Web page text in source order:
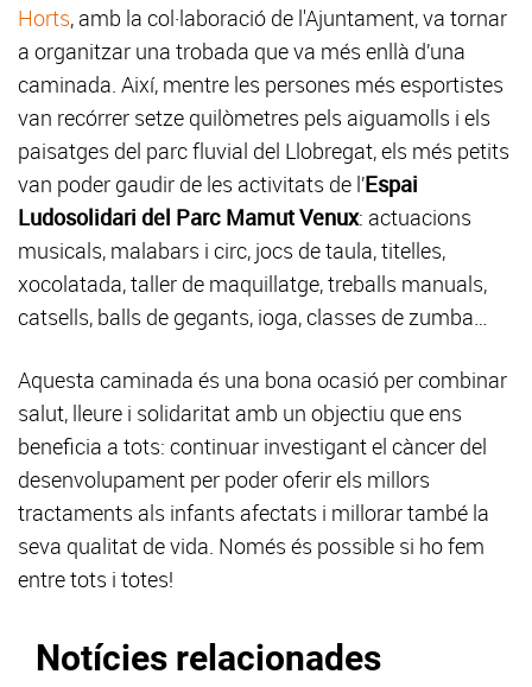
Horts, amb la col·laboració de l'Ajuntament, va tornar
a organitzar una trobada que va més enllà d’una
caminada. Així, mentre les persones més esportistes
van recórrer setze quilòmetres pels aiguamolls i els
paisatges del parc fluvial del Llobregat, els més petits
van poder gaudir de les activitats de l’Espai
Ludosolidari del Parc Mamut Venux: actuacions
musicals, malabars i circ, jocs de taula, titelles,
xocolatada, taller de maquillatge, treballs manuals,
catsells, balls de gegants, ioga, classes de zumba…
Aquesta caminada és una bona ocasió per combinar
salut, lleure i solidaritat amb un objectiu que ens
beneficia a tots: continuar investigant el càncer del
desenvolupament per poder oferir els millors
tractaments als infants afectats i millorar també la
seva qualitat de vida. Només és possible si ho fem
entre tots i totes!
Notícies relacionades